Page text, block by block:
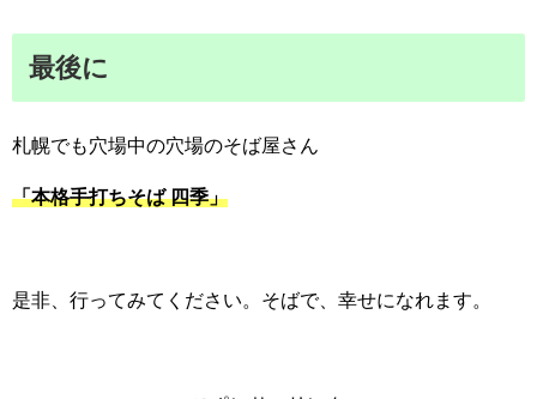
最後に
札幌でも穴場中の穴場のそば屋さん
「本格手打ちそば 四季」
是非、行ってみてください。そばで、幸せになれます。